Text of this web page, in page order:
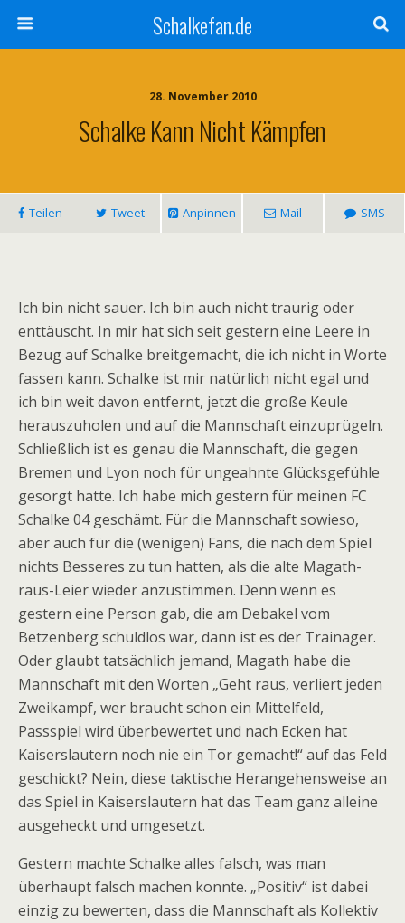
Schalkefan.de
28. November 2010
Schalke Kann Nicht Kämpfen
Teilen Tweet Anpinnen Mail SMS
Ich bin nicht sauer. Ich bin auch nicht traurig oder
enttäuscht. In mir hat sich seit gestern eine Leere in
Bezug auf Schalke breitgemacht, die ich nicht in Worte
fassen kann. Schalke ist mir natürlich nicht egal und
ich bin weit davon entfernt, jetzt die große Keule
herauszuholen und auf die Mannschaft einzuprügeln.
Schließlich ist es genau die Mannschaft, die gegen
Bremen und Lyon noch für ungeahnte Glücksgefühle
gesorgt hatte. Ich habe mich gestern für meinen FC
Schalke 04 geschämt. Für die Mannschaft sowieso,
aber auch für die (wenigen) Fans, die nach dem Spiel
nichts Besseres zu tun hatten, als die alte Magath-
raus-Leier wieder anzustimmen. Denn wenn es
gestern eine Person gab, die am Debakel vom
Betzenberg schuldlos war, dann ist es der Trainager.
Oder glaubt tatsächlich jemand, Magath habe die
Mannschaft mit den Worten „Geht raus, verliert jeden
Zweikampf, wer braucht schon ein Mittelfeld,
Passspiel wird überbewertet und nach Ecken hat
Kaiserslautern noch nie ein Tor gemacht!“ auf das Feld
geschickt? Nein, diese taktische Herangehensweise an
das Spiel in Kaiserslautern hat das Team ganz alleine
ausgeheckt und umgesetzt.
Gestern machte Schalke alles falsch, was man
überhaupt falsch machen konnte. „Positiv“ ist dabei
einzig zu bewerten, dass die Mannschaft als Kollektiv